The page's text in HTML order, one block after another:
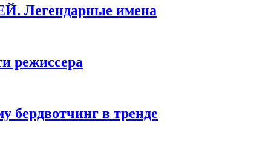
Легендарные имена
режиссера
бердвотчинг в тренде